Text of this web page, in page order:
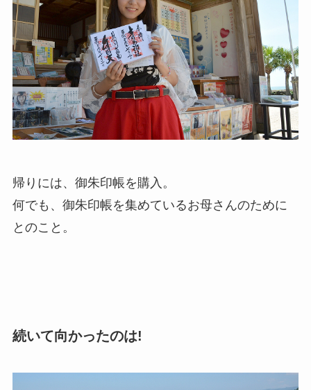
帰りには、御朱印帳を購入。
何でも、御朱印帳を集めているお母さんのために
とのこと。
続いて向かったのは!